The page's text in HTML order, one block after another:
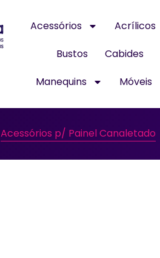
Acessórios Acrílicos
Bustos
Cabides
Manequins
Móveis
Acessórios p/ Painel Canaletado